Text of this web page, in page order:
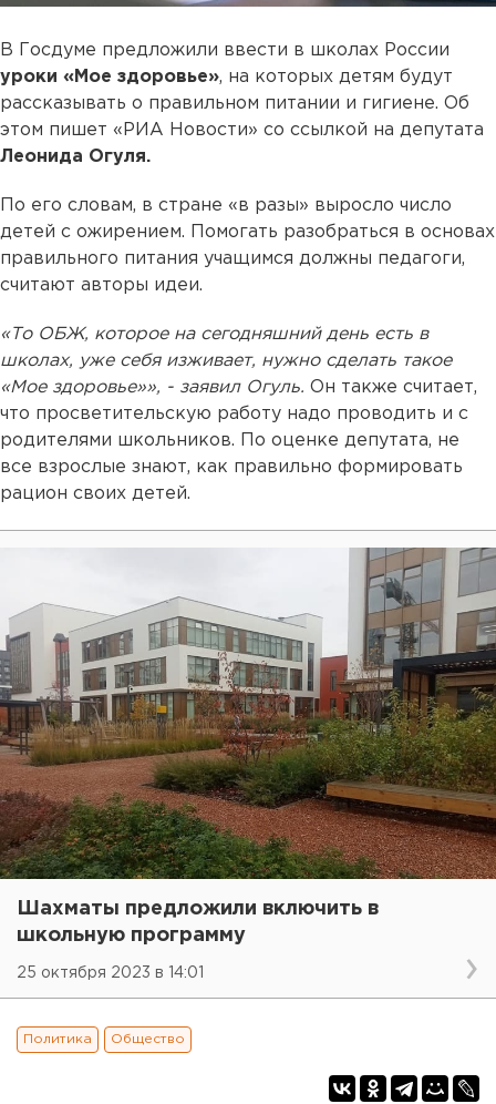
В Госдуме предложили ввести в школах России
уроки «Мое здоровье», на которых детям будут
рассказывать о правильном питании и гигиене. Об
этом пишет «РИА Новости» со ссылкой на депутата
Леонида Огуля.
По его словам, в стране «в разы» выросло число
детей с ожирением. Помогать разобраться в основах
правильного питания учащимся должны педагоги,
считают авторы идеи.
«То ОБЖ, которое на сегодняшний день есть в
школах, уже себя изживает, нужно сделать такое
«Мое здоровье»», - заявил Огуль. Он также считает,
что просветительскую работу надо проводить и с
родителями школьников. По оценке депутата, не
все взрослые знают, как правильно формировать
рацион своих детей.
Шахматы предложили включить в
школьную программу
25 октября 2023 в 14:01
Политика Общество